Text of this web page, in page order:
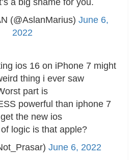
a big shame for you.
(@AslanMarius) June 6,
2022
ios 16 on iPhone 7 might
thing i ever saw
part is
powerful than iphone 7
the new ios
logic is that apple?
June 6, 2022